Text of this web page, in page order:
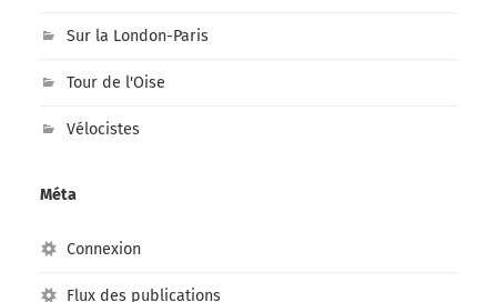
Sur la London-Paris
Tour de l'Oise
Vélocistes
Méta
Connexion
Flux des publications